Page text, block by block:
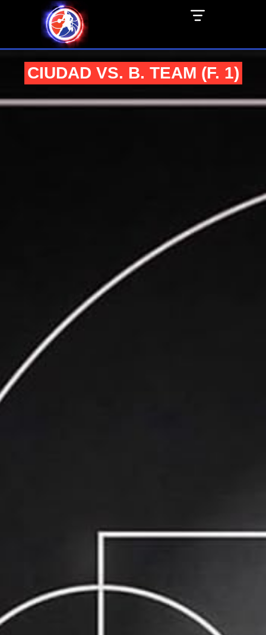
CIUDAD VS. B. TEAM (F. 1)